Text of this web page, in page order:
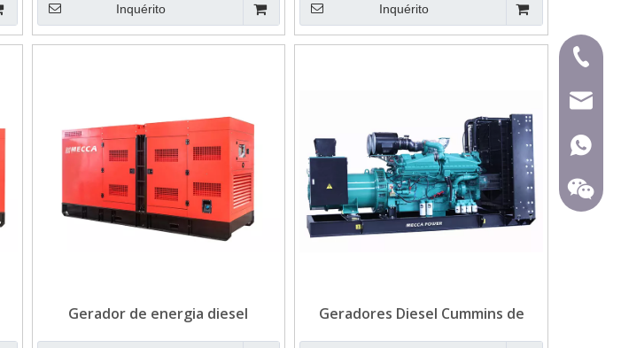
Inquérito Inquérito
Gerador de energia diesel
Cummins de 550 KVA para
Geradores Diesel Cummins de
1000kVA para Mineração
+86-
+86-